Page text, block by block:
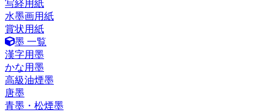
写経用紙
水墨画用紙
賞状用紙
墨 一覧
漢字用墨
かな用墨
高級油煙墨
唐墨
青墨・松煙墨